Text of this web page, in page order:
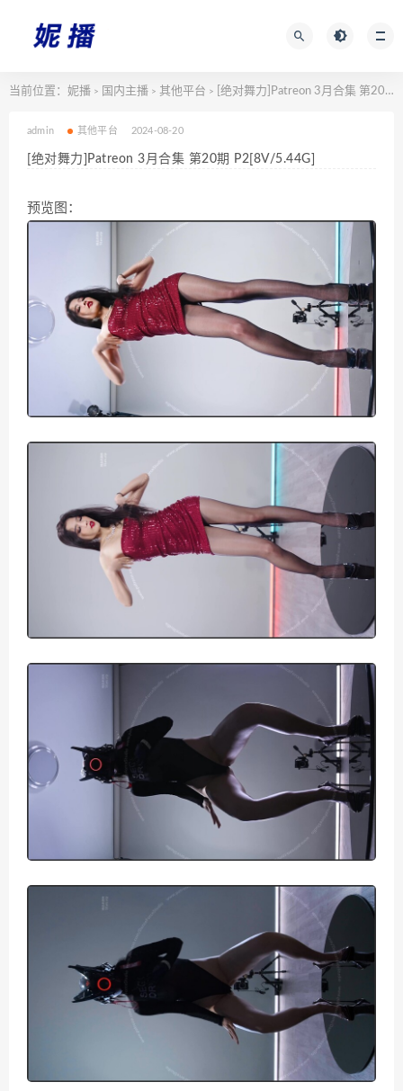
当前位置： 妮播 > 国内主播 > 其他平台 > [绝对舞力]Patreon 3月合集 第20期 P2[8V/5.44G]
admin 其他平台 2024-08-20
[绝对舞力]Patreon 3月合集 第20期 P2[8V/5.44G]
预览图：